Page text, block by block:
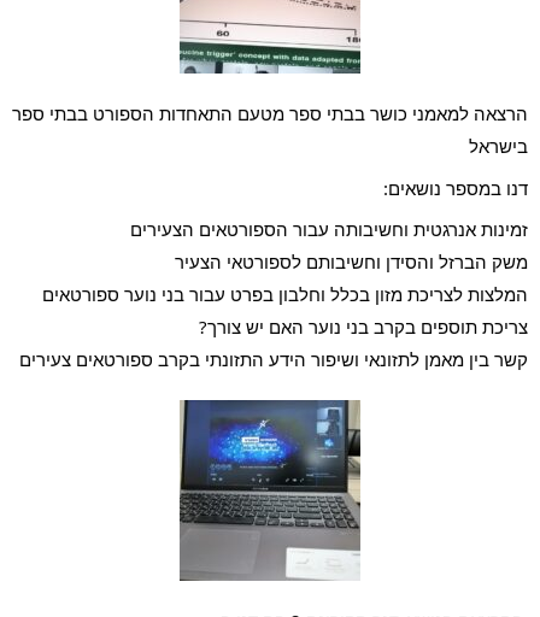
הרצאה למאמני כושר בבתי ספר מטעם התאחדות הספורט בבתי ספר
בישראל
דנו במספר נושאים:
זמינות אנרגטית וחשיבותה עבור הספורטאים הצעירים
משק הברזל והסידן וחשיבותם לספורטאי הצעיר
המלצות לצריכת מזון בכלל וחלבון בפרט עבור בני נוער ספורטאים
צריכת תוספים בקרב בני נוער האם יש צורך?
קשר בין מאמן לתזונאי ושיפור הידע התזונתי בקרב ספורטאים צעירים